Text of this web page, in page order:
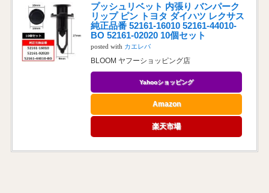
プッシュリベット 内張り バンパーク
リップ ピン トヨタ ダイハツ レクサス
純正品番 52161-16010 52161-44010-
BO 52161-02020 10個セット
posted with カエレバ
BLOOM ヤフーショッピング店
Yahooショッピング
Amazon
楽天市場